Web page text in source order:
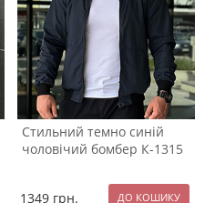
Стильний темно синій
чоловічий бомбер К-1315
1349 грн.